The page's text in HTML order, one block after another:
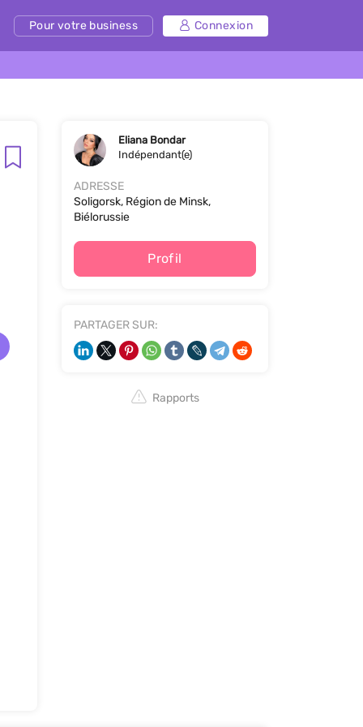
Pour votre business Connexion
Eliana Bondar
Indépendant(e)
ADRESSE
Soligorsk, Région de Minsk,
Biélorussie
Profil
PARTAGER SUR:
Rapports